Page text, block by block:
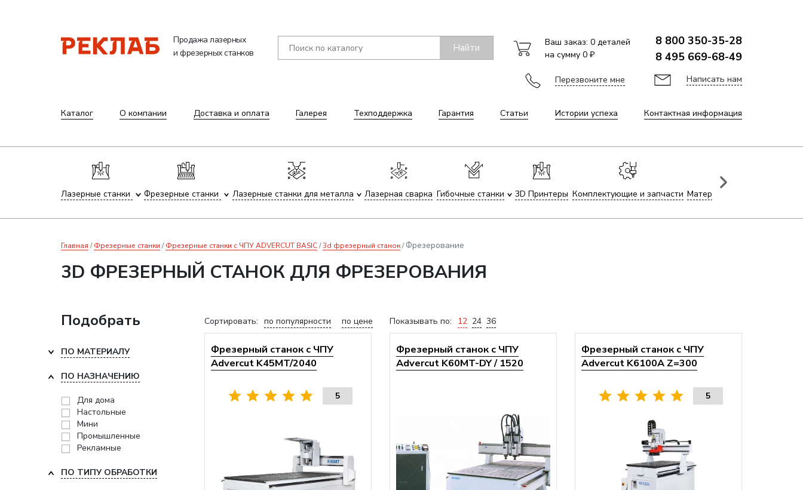
Продажа лазерных
и фрезерных станков
Найти Ваш заказ: 0деталей
на сумму 0 ₽
8 800 350-35-28
8 495 669-68-49
Перезвоните мне Написать нам
Каталог О компании Доставка и оплата Галерея Техподдержка Гарантия Статьи Истории успеха Контактная информация
Лазерные станки Фрезерные станки Лазерные станки для металла Лазерная сварка Гибочные станки 3D Принтеры Комплектующие и запчасти Материалы для лазерной
Главная Фрезерные станки Фрезерные станки с ЧПУ ADVERCUT BASIC 3d фрезерный станок Фрезерование
3D ФРЕЗЕРНЫЙ СТАНОК ДЛЯ ФРЕЗЕРОВАНИЯ
Сортировать: по популярности по цене Показывать по: 12 24 36
Фрезерный станок с ЧПУ
Advercut K45MT/2040
5
Фрезерный станок с ЧПУ
Advercut K60MT-DY / 1520
Фрезерный станок с ЧПУ
Advercut K6100A Z=300
5
Подобрать
ПО МАТЕРИАЛУ
ПО НАЗНАЧЕНИЮ
Для дома
Настольные
Мини
Промышленные
Рекламные
ПО ТИПУ ОБРАБОТКИ